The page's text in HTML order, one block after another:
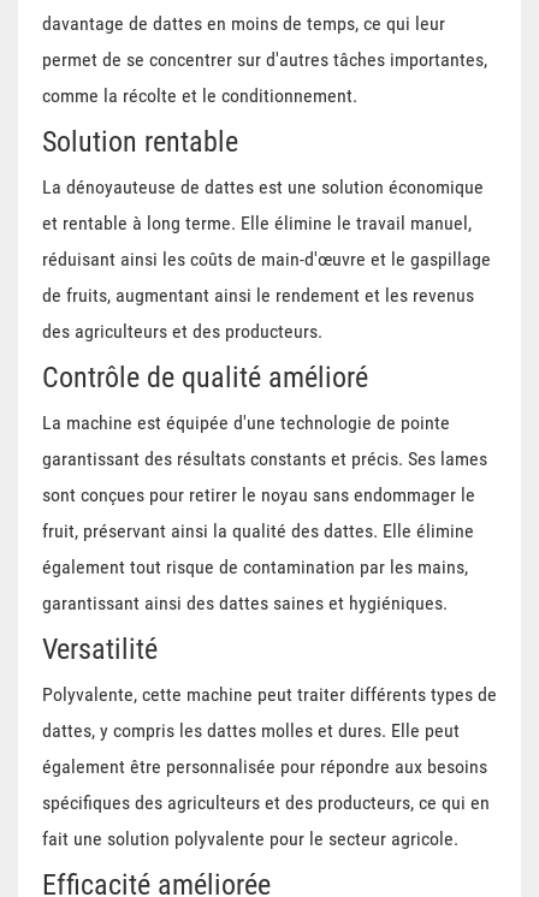
davantage de dattes en moins de temps, ce qui leur
permet de se concentrer sur d'autres tâches importantes,
comme la récolte et le conditionnement.
Solution rentable
La dénoyauteuse de dattes est une solution économique
et rentable à long terme. Elle élimine le travail manuel,
réduisant ainsi les coûts de main-d'œuvre et le gaspillage
de fruits, augmentant ainsi le rendement et les revenus
des agriculteurs et des producteurs.
Contrôle de qualité amélioré
La machine est équipée d'une technologie de pointe
garantissant des résultats constants et précis. Ses lames
sont conçues pour retirer le noyau sans endommager le
fruit, préservant ainsi la qualité des dattes. Elle élimine
également tout risque de contamination par les mains,
garantissant ainsi des dattes saines et hygiéniques.
Versatilité
Polyvalente, cette machine peut traiter différents types de
dattes, y compris les dattes molles et dures. Elle peut
également être personnalisée pour répondre aux besoins
spécifiques des agriculteurs et des producteurs, ce qui en
fait une solution polyvalente pour le secteur agricole.
Efficacité améliorée